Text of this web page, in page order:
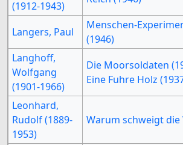
(1912-1943)
Langers, Paul
Menschen-
(1946)
Langhoff,
Wolfgang
(1901-1966)
Die Moorsoldaten
Eine Fuhre Holz
Leonhard,
Rudolf (1889-
1953)
Warum schweigt die